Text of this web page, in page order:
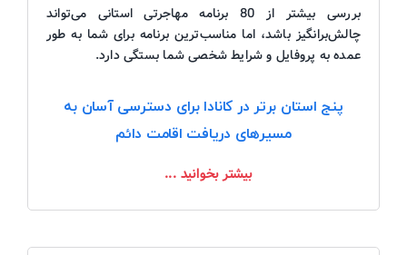
بررسی بیشتر از 80 برنامه مهاجرتی استانی می‌تواند
چالش‌برانگیز باشد، اما مناسب‌ترین برنامه برای شما به طور
عمده به پروفایل و شرایط شخصی شما بستگی دارد.
پنج استان برتر در کانادا برای دسترسی آسان به
مسیرهای دریافت اقامت دائم
بیشتر بخوانید ...